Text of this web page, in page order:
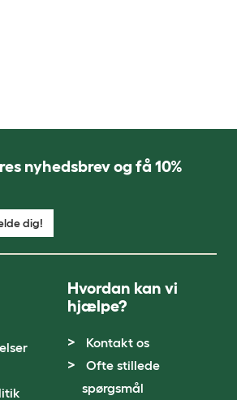
nyhedsbrev og få 10%
dig!
Hvordan kan vi
hjælpe?
Kontakt os
Ofte stillede
spørgsmål